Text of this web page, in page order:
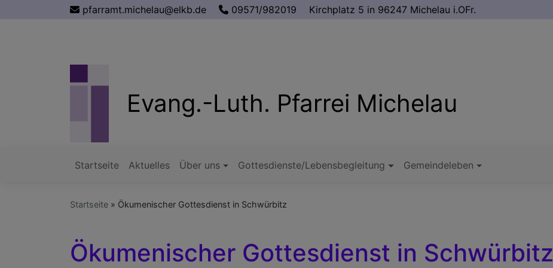
pfarramt.michelau@elkb.de 09571/982019 Kirchplatz 5 in 96247 Michelau i.OFr.
Evang.-Luth. Pfarrei Michelau
Hauptnavigation
Startseite Aktuelles Über uns Gottesdienste/Lebensbegleitung Gemeindeleben
Startseite Ökumenischer Gottesdienst in Schwürbitz
Ökumenischer Gottesdienst in Schwürbitz